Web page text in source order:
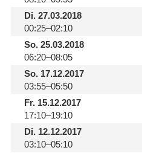
Di.27.03.2018
00:25–02:10
So.25.03.2018
06:20–08:05
So.17.12.2017
03:55–05:50
Fr.15.12.2017
17:10–19:10
Di.12.12.2017
03:10–05:10